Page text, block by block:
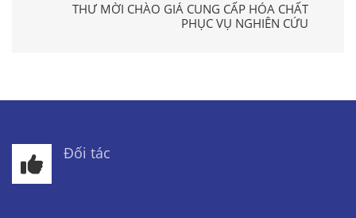
THƯ MỜI CHÀO GIÁ CUNG CẤP HÓA CHẤT
PHỤC VỤ NGHIÊN CỨU
Đối tác